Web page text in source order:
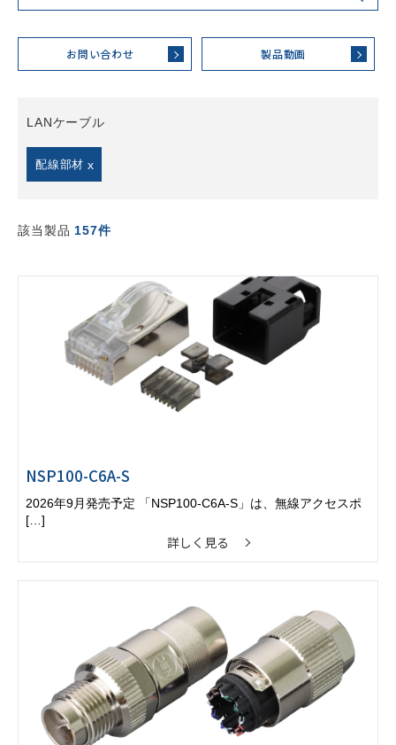
お問い合わせ 製品動画
LANケーブル
配線部材
該当製品 157件
NSP100-C6A-S
2026年9月発売予定 「NSP100-C6A-S」は、無線アクセスポ
[…]
詳しく見る